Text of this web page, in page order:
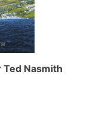
Ted Nasmith